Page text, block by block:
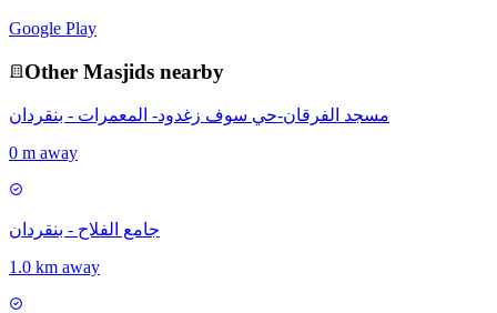
Google Play
Other Masjids nearby
مسجد الفرقان-حي سوف زغدود- المعمرات - بنقردان
0 m away
جامع الفلاح - بنقردان
1.0 km away